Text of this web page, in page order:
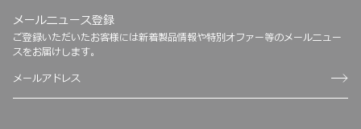
メールニュース登録
ご登録いただいたお客様には新着製品情報や特別オファー等のメールニュー
スをお届けします。